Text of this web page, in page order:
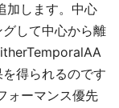
加します。中心
して中心から離
得られるのです
ォーマンス優先